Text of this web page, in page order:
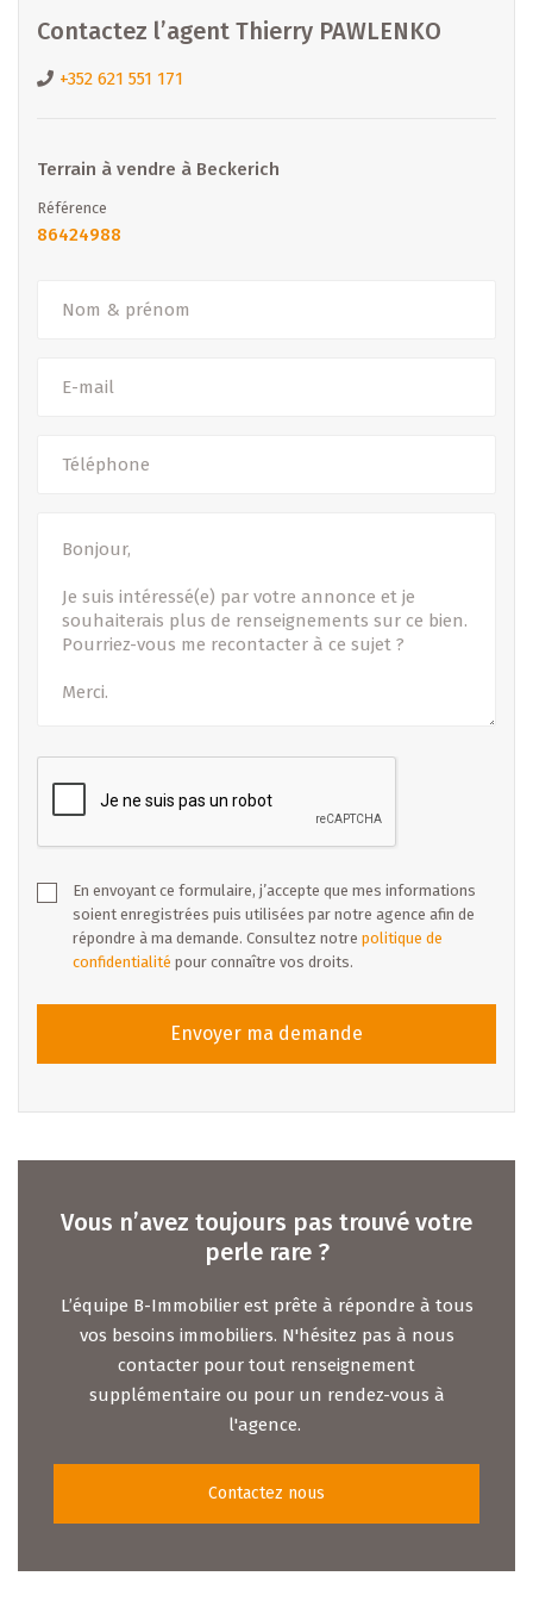
Contactez l’agent Thierry PAWLENKO
+352 621 551 171
Terrain à vendre à Beckerich
Référence
86424988
En envoyant ce formulaire, j’accepte que mes informations
soient enregistrées puis utilisées par notre agence afin de
répondre à ma demande. Consultez notre politique de
confidentialité pour connaître vos droits.
Envoyer ma demande
Vous n’avez toujours pas trouvé votre
perle rare ?
L’équipe B-Immobilier est prête à répondre à tous
vos besoins immobiliers. N'hésitez pas à nous
contacter pour tout renseignement
supplémentaire ou pour un rendez-vous à
l'agence.
Contactez nous